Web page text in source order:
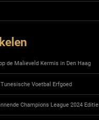
de Malieveld Kermis in Den Haag
Voetbal Erfgoed
Champions League 2024 Editie